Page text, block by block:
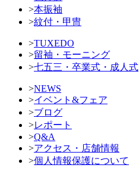
>本振袖
>紋付・甲冑
>TUXEDO
>留袖・モーニング
>七五三・卒業式・成人式
>NEWS
>イベント&フェア
>ブログ
>レポート
>Q&A
>アクセス・店舗情報
>個人情報保護について